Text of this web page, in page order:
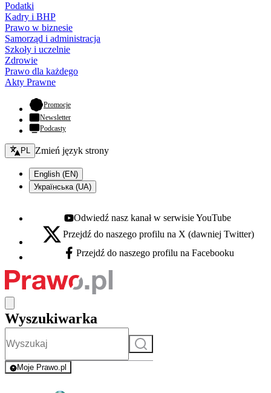
Podatki
Kadry i BHP
Prawo w biznesie
Samorząd i administracja
Szkoły i uczelnie
Zdrowie
Prawo dla każdego
Akty Prawne
Promocje- otwiera się w nowej karcie
Newsletter
Podcasty
Zmień język - bieżący:
PL Zmień język strony
English (EN)
Українська (UA)
Youtube - otwiera się w nowej karcie
Odwiedź nasz kanał w serwisie YouTube
X - otwiera się w nowej karcie
Przejdź do naszego profilu na X (dawniej Twitter)
Facebook - otwiera się w nowej karcie
Przejdź do naszego profilu na Facebooku
Wyszukiwarka
Szukaj
Moje Prawo.pl
- rejestracja i logowanie do serwisu